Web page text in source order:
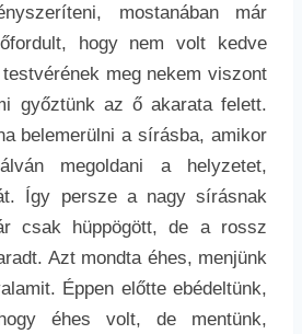
mostanában már
hogy nem volt kedve
meg nekem viszont
győztünk az ő akarata felett.
belemerülni a sírásba, amikor
megoldani a helyzetet,
Így persze a nagy sírásnak
csak hüppögött, de a rossz
Azt mondta éhes, menjünk
Éppen előtte ebédeltünk,
éhes volt, de mentünk,